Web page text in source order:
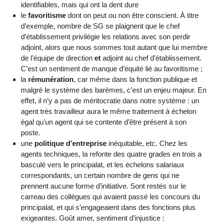
identifiables, mais qui ont la dent dure
le favoritismedont on peut ou non être conscient. À titre
d’exemple, nombre de SG se plaignent que le chef
d’établissement privilégie les relations avec son perdir
adjoint, alors que nous sommes tout autant que lui membre
de l’équipe de direction etadjoint au chef d’établissement.
C’est un sentiment de manque d’équité lié au favoritisme ;
la rémunération, car même dans la fonction publique et
malgré le système des barèmes, c’est un enjeu majeur. En
effet, il n’y a pas de méritocratie dans notre système : un
agent très travailleur aura le même traitement à échelon
égal qu’un agent qui se contente d’être présent à son
poste.
une politique d’entrepriseinéquitable, etc. Chez les
agents techniques, la refonte des quatre grades en trois a
basculé vers le principalat, et les échelons salariaux
correspondants, un certain nombre de gens qui ne
prennent aucune forme d’initiative. Sont restés sur le
carreau des collègues qui avaient passé les concours du
principalat, et qui s’engageaient dans des fonctions plus
exigeantes. Goût amer, sentiment d’injustice :